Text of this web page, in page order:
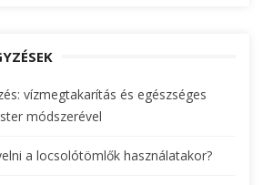
vízmegtakarítás és egészséges
módszerével
a locsolótömlők használatakor?